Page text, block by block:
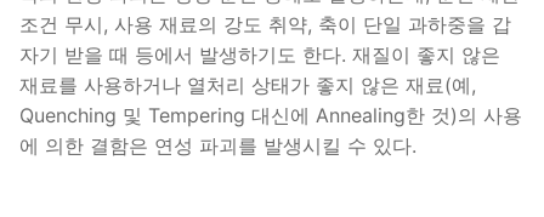
조건 무시, 사용 재료의 강도 취약, 축이 단일 과하중을 갑
자기 받을 때 등에서 발생하기도 한다. 재질이 좋지 않은
재료를 사용하거나 열처리 상태가 좋지 않은 재료(예,
Quenching 및 Tempering 대신에 Annealing한 것)의 사용
에 의한 결함은 연성 파괴를 발생시킬 수 있다.